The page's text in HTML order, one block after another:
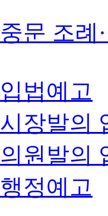
중문 조례
입법예고
시장발의
의원발의
행정예고